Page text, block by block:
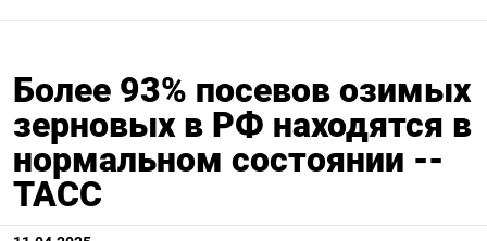
Более 93% посевов озимых
зерновых в РФ находятся в
нормальном состоянии --
ТАСС